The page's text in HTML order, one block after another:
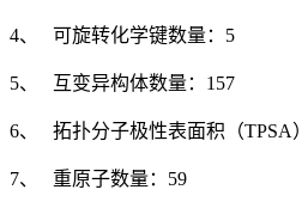
4、 可旋转化学键数量：5
5、 互变异构体数量：157
6、 拓扑分子极性表面积（TPSA
7、 重原子数量：59